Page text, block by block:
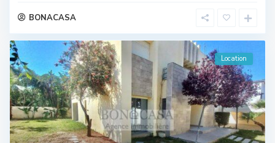
BONACASA
Location